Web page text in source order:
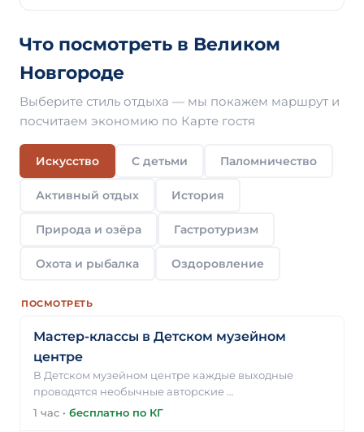
Что посмотреть в Великом
Новгороде
Выберите стиль отдыха — мы покажем маршрут и
посчитаем экономию по Карте гостя
Искусство С детьми Паломничество
Активный отдых История
Природа и озёра Гастротуризм
Охота и рыбалка Оздоровление
ПОСМОТРЕТЬ
Мастер-классы в Детском музейном
центре
В Детском музейном центре каждые выходные
проводятся необычные авторские …
1 час · бесплатно по КГ